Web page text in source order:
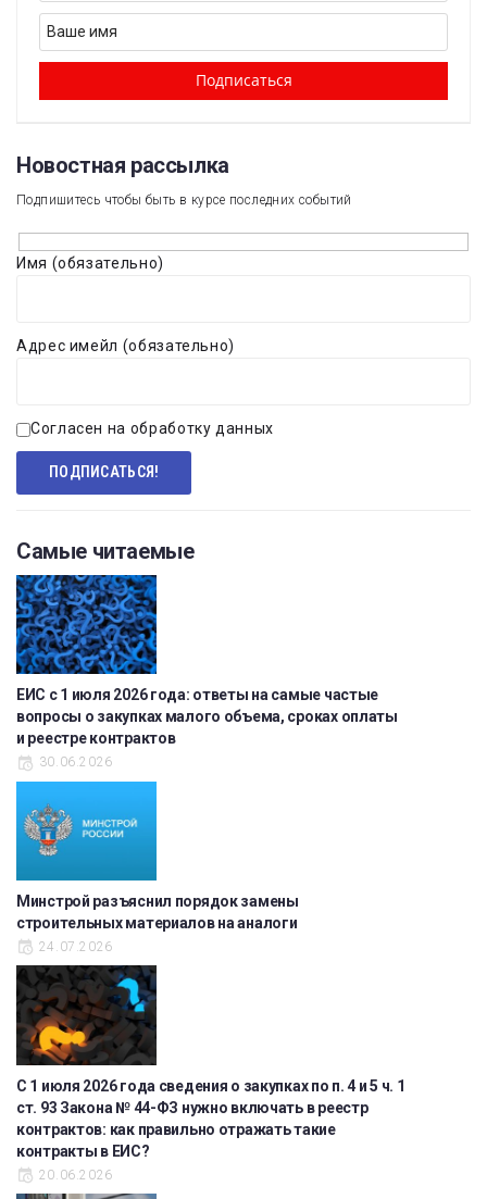
Новостная рассылка​
Подпишитесь чтобы быть в курсе последних событий
Имя (обязательно)
Адрес имейл (обязательно)
Согласен на обработку данных
Самые читаемые
ЕИС с 1 июля 2026 года: ответы на самые частые
вопросы о закупках малого объема, сроках оплаты
и реестре контрактов
30.06.2026
Минстрой разъяснил порядок замены
строительных материалов на аналоги
24.07.2026
С 1 июля 2026 года сведения о закупках по п. 4 и 5 ч. 1
ст. 93 Закона № 44-ФЗ нужно включать в реестр
контрактов: как правильно отражать такие
контракты в ЕИС?
20.06.2026